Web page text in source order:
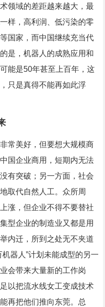
领域的差距越来越大，最
样，高利润、低污染的零
国家，而中国继续充当代
是，机器人的成熟应用和
能是50年甚至上百年，这
只是真得不能再如此浮
常美好，但要想大规模商
国企业商用，短期内无法
有突破；另一方面，社会
取代自然人工。众所周
涨，但企业不得不要替社
型企业的制造业又都是用
内迁，所到之处无不夹道
器人”计划未能成型的另一
会带来大量新的工作岗
以把流水线女工变成技术
再把他们推向东莞。总